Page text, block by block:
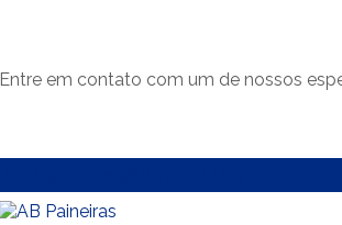
Entre em contato com um de nossos